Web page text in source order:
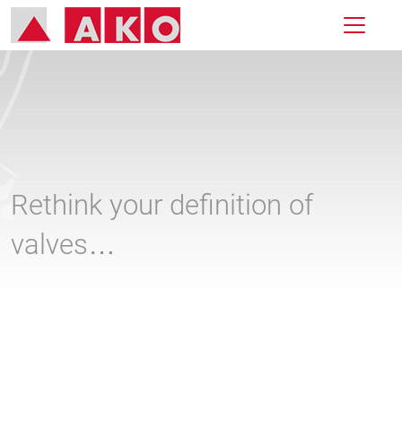
Rethink your definition of
valves…